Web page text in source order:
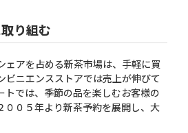
り組む
アを占める新茶市場は、手軽に買
ビニエンスストアでは売上が伸びて
トでは、季節の品を楽しむお客様の
００５年より新茶予約を展開し、大